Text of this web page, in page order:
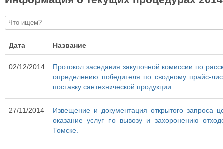
Дата Название
02/12/2014
Протокол заседания закупочной комиссии по
определению победителя по сводному прайс-
поставку сантехнической продукции.
27/11/2014
Извещение и документация открытого запроса
оказание услуг по вывозу и захоронению
Томске.